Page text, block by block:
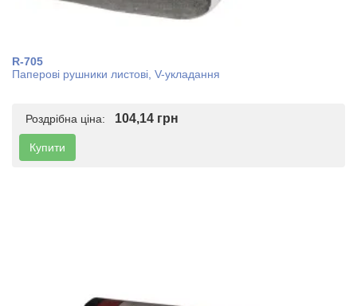
R-705
Паперові рушники листові, V-укладання
Роздрібна ціна: 104,14 грн
Купити